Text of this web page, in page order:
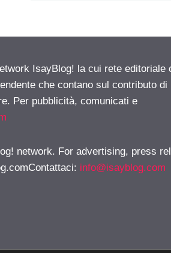
IsayBlog! la cui rete editoriale
che contano sul contributo di
Per pubblicità, comunicati e
network. For advertising, press
: info@isayblog.com